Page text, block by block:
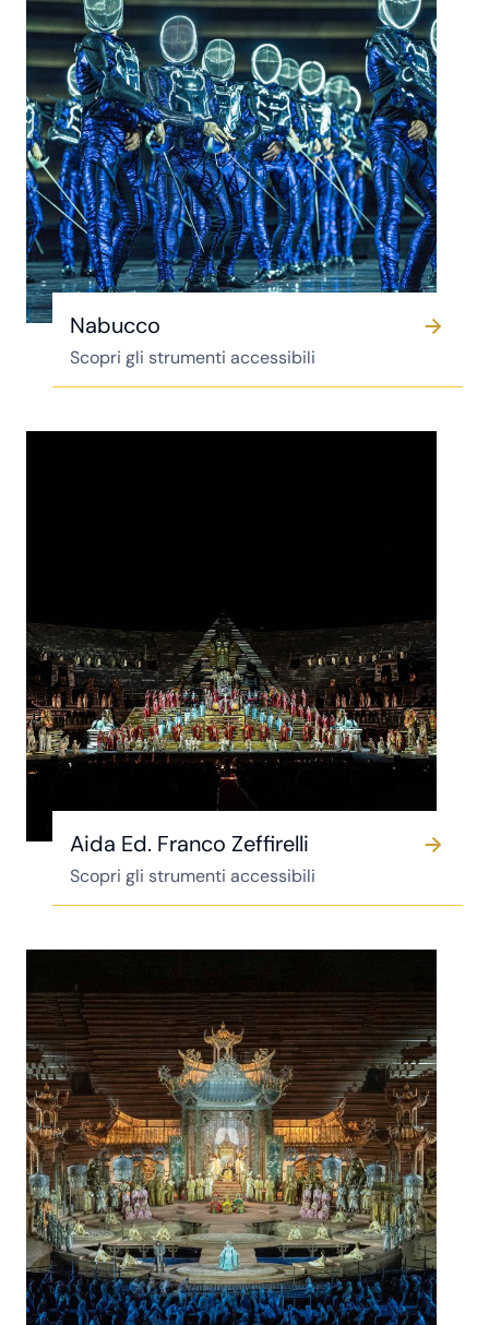
Nabucco
Scopri gli strumenti accessibili
Aida Ed. Franco Zeffirelli
Scopri gli strumenti accessibili